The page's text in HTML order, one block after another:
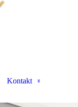
Kontakt